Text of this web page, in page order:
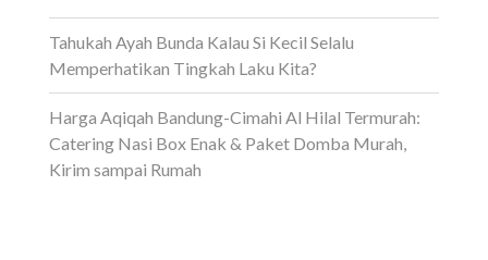
Tahukah Ayah Bunda Kalau Si Kecil Selalu
Memperhatikan Tingkah Laku Kita?
Harga Aqiqah Bandung-Cimahi Al Hilal Termurah:
Catering Nasi Box Enak & Paket Domba Murah,
Kirim sampai Rumah